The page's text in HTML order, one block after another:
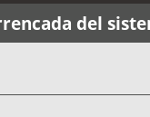
del